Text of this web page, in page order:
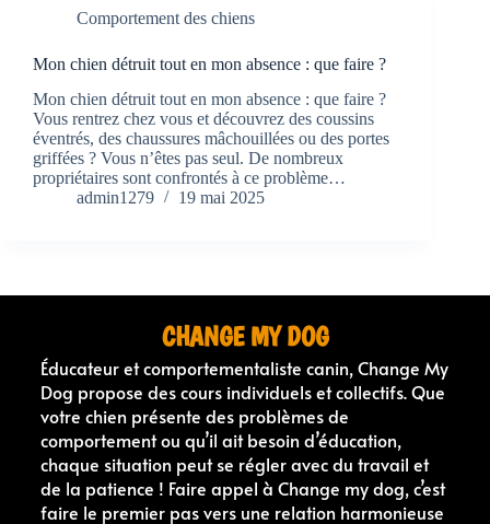
Comportement des chiens
Mon chien détruit tout en mon absence : que faire ?
Mon chien détruit tout en mon absence : que faire ?
Vous rentrez chez vous et découvrez des coussins
éventrés, des chaussures mâchouillées ou des portes
griffées ? Vous n’êtes pas seul. De nombreux
propriétaires sont confrontés à ce problème…
admin1279
19 mai 2025
CHANGE MY DOG
Éducateur et comportementaliste canin, Change My
Dog propose des cours individuels et collectifs. Que
votre chien présente des problèmes de
comportement ou qu’il ait besoin d’éducation,
chaque situation peut se régler avec du travail et
de la patience ! Faire appel à Change my dog, c’est
faire le premier pas vers une relation harmonieuse